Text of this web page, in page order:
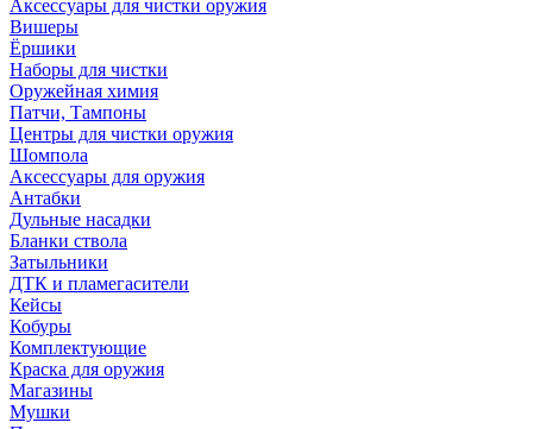
Аксессуары для чистки оружия
Вишеры
Ёршики
Наборы для чистки
Оружейная химия
Патчи, Тампоны
Центры для чистки оружия
Шомпола
Аксессуары для оружия
Антабки
Дульные насадки
Бланки ствола
Затыльники
ДТК и пламегасители
Кейсы
Кобуры
Комплектующие
Краска для оружия
Магазины
Мушки